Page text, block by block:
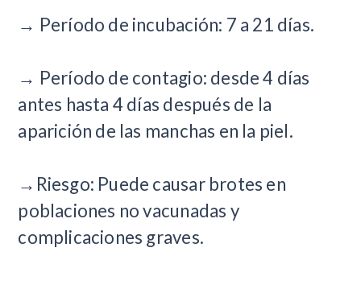
→ Período de incubación: 7 a 21 días.
→ Período de contagio: desde 4 días
antes hasta 4 días después de la
aparición de las manchas en la piel.
→Riesgo: Puede causar brotes en
poblaciones no vacunadas y
complicaciones graves.